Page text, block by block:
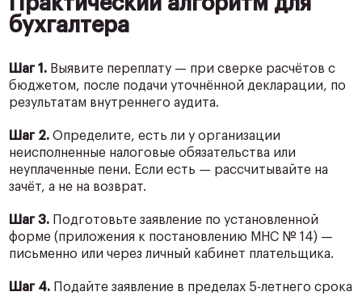
бухгалтера
Шаг 1. Выявите переплату — при сверке расчётов с
бюджетом, после подачи уточнённой декларации, по
результатам внутреннего аудита.
Шаг 2. Определите, есть ли у организации
неисполненные налоговые обязательства или
неуплаченные пени. Если есть — рассчитывайте на
зачёт, а не на возврат.
Шаг 3. Подготовьте заявление по установленной
форме (приложения к постановлению МНС № 14) —
письменно или через личный кабинет плательщика.
Шаг 4. Подайте заявление в пределах 5-летнего срока